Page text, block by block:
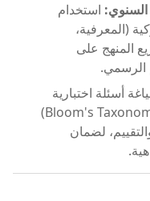
استخدام
(المعرفية،
المنهج على
الرسمي.
أسئلة اختبارية
تحاكي مستويات تصنيف بلوم (Bloom's Taxonomy)
لضمان